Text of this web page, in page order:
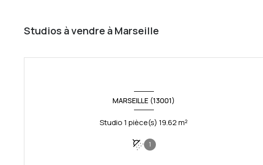
Studios à vendre à Marseille
MARSEILLE (13001)
Studio 1 pièce(s) 19.62 m²
1